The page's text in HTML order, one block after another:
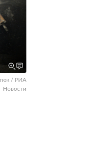
/ РИА
Новости